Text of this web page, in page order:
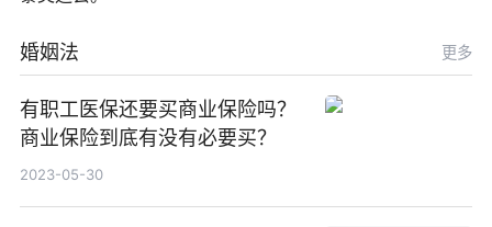
婚姻法 更多
有职工医保还要买商业保险吗？
商业保险到底有没有必要买？
2023-05-30